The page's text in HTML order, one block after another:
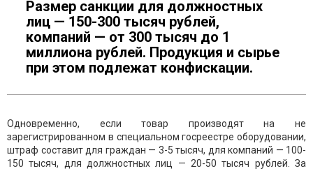
Размер санкции для должностных
лиц — 150-300 тысяч рублей,
компаний — от 300 тысяч до 1
миллиона рублей. Продукция и сырье
при этом подлежат конфискации.
Одновременно, если товар производят на не
зарегистрированном в специальном госреестре оборудовании,
штраф составит для граждан — 3-5 тысяч, для компаний — 100-
150 тысяч, для должностных лиц — 20-50 тысяч рублей. За